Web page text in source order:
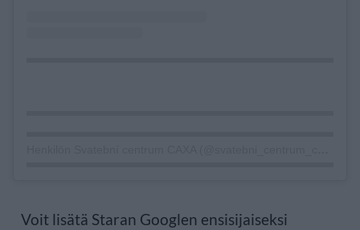
Voit lisätä Staran Googlen ensisijaiseksi